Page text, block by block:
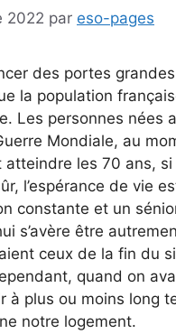
2022 par eso-pages
des portes
la population
Les personnes nées
Mondiale, au
atteindre les 70 ans, si
l’espérance de vie
constante et un
s’avère être
ceux de la fin du
quand on
à plus ou moins long
notre logement.